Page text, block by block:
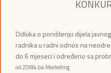
Odluka o poništenju dijela
radnika u radni odnos na
do 6 mjeseci i određeno sa
od ZOI84.ba Marketing